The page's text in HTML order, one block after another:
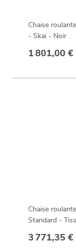
Chaise
- Skai - Noir
1 801,00 €
Chaise
Standard -
3 771,35 €